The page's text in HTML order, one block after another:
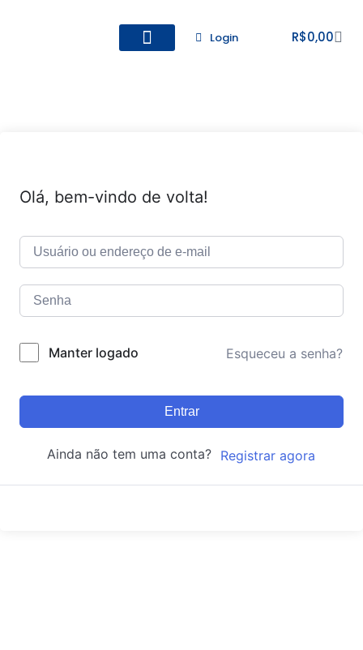
Login R$0,00
Olá, bem-vindo de volta!
Manter logado Esqueceu a senha?
Entrar
Ainda não tem uma conta? Registrar agora